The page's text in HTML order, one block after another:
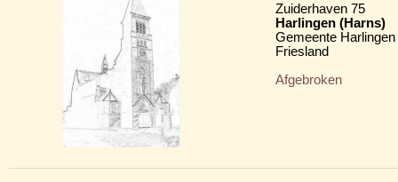
Zuiderhaven 75
Harlingen (Harns)
Gemeente Harlingen
Friesland
Afgebroken